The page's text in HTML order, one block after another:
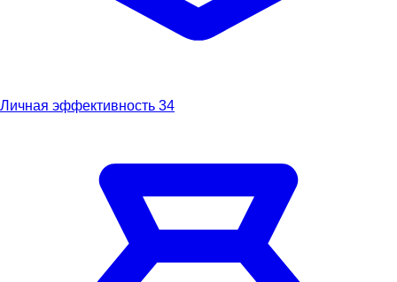
Личная эффективность 34